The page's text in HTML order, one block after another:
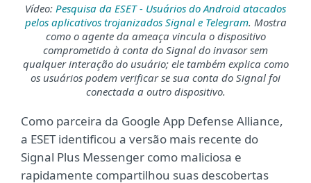
Vídeo: Pesquisa da ESET - Usuários do Android atacados
pelos aplicativos trojanizadosSignal e Telegram. Mostra
como o agente da ameaça vincula o dispositivo
comprometido à conta do Signal do invasor sem
qualquer interação do usuário; ele também explica como
os usuários podem verificar se sua conta do Signal foi
conectada a outro dispositivo.
Como parceira da Google App Defense Alliance,
a ESET identificou a versão mais recente do
Signal Plus Messenger como maliciosa e
rapidamente compartilhou suas descobertas